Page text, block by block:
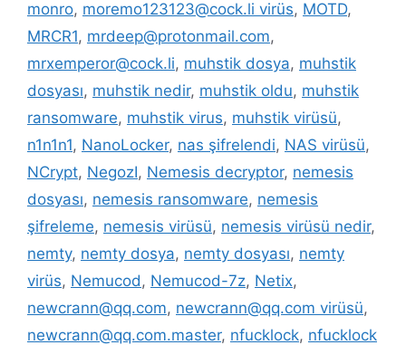
monro, moremo123123@cock.li virüs, MOTD,
MRCR1, mrdeep@protonmail.com,
mrxemperor@cock.li, muhstik dosya, muhstik
dosyası, muhstik nedir, muhstik oldu, muhstik
ransomware, muhstik virus, muhstik virüsü,
n1n1n1, NanoLocker, nas şifrelendi, NAS virüsü,
NCrypt, NegozI, Nemesis decryptor, nemesis
dosyası, nemesis ransomware, nemesis
şifreleme, nemesis virüsü, nemesis virüsü nedir,
nemty, nemty dosya, nemty dosyası, nemty
virüs, Nemucod, Nemucod-7z, Netix,
newcrann@qq.com, newcrann@qq.com virüsü,
newcrann@qq.com.master, nfucklock, nfucklock